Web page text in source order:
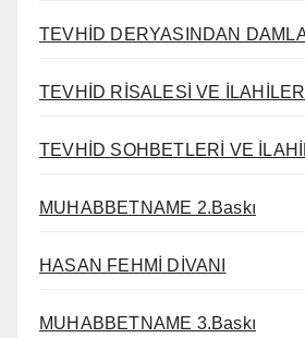
TEVHİD DERYASINDAN
TEVHİD RİSALESİ VE İLAHİLER
TEVHİD SOHBETLERİ VE
MUHABBETNAME 2.Baskı
HASAN FEHMİ DİVANI
MUHABBETNAME 3.Baskı